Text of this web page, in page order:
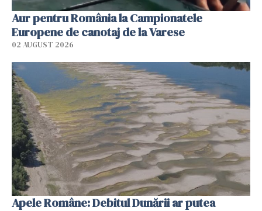
Aur pentru România la Campionatele
Europene de canotaj de la Varese
02 AUGUST 2026
Apele Române: Debitul Dunării ar putea